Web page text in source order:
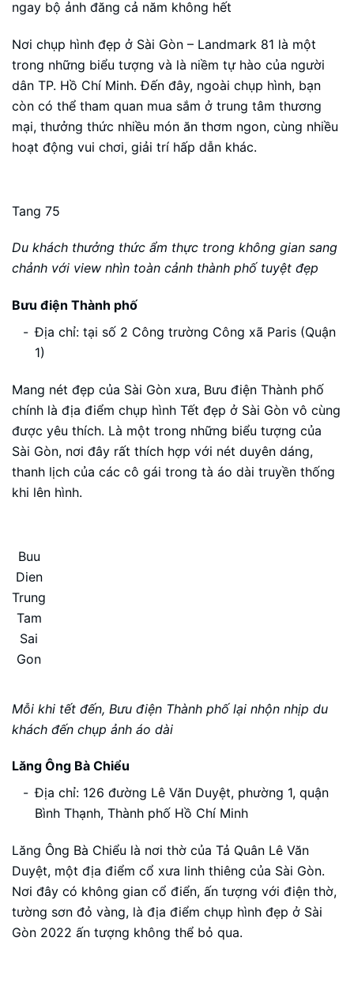
ngay bộ ảnh đăng cả năm không hết
Nơi chụp hình đẹp ở Sài Gòn – Landmark 81 là một
trong những biểu tượng và là niềm tự hào của người
dân TP. Hồ Chí Minh. Đến đây, ngoài chụp hình, bạn
còn có thể tham quan mua sắm ở trung tâm thương
mại, thưởng thức nhiều món ăn thơm ngon, cùng nhiều
hoạt động vui chơi, giải trí hấp dẫn khác.
Tang 75
Du khách thưởng thức ẩm thực trong không gian sang
chảnh với view nhìn toàn cảnh thành phố tuyệt đẹp
Bưu điện Thành phố
Địa chỉ: tại số 2 Công trường Công xã Paris (Quận
1)
Mang nét đẹp của Sài Gòn xưa, Bưu điện Thành phố
chính là địa điểm chụp hình Tết đẹp ở Sài Gòn vô cùng
được yêu thích. Là một trong những biểu tượng của
Sài Gòn, nơi đây rất thích hợp với nét duyên dáng,
thanh lịch của các cô gái trong tà áo dài truyền thống
khi lên hình.
Buu
Dien
Trung
Tam
Sai
Gon
Mỗi khi tết đến, Bưu điện Thành phố lại nhộn nhịp du
khách đến chụp ảnh áo dài
Lăng Ông Bà Chiểu
Địa chỉ: 126 đường Lê Văn Duyệt, phường 1, quận
Bình Thạnh, Thành phố Hồ Chí Minh
Lăng Ông Bà Chiểu là nơi thờ của Tả Quân Lê Văn
Duyệt, một địa điểm cổ xưa linh thiêng của Sài Gòn.
Nơi đây có không gian cổ điển, ấn tượng với điện thờ,
tường sơn đỏ vàng, là địa điểm chụp hình đẹp ở Sài
Gòn 2022 ấn tượng không thể bỏ qua.